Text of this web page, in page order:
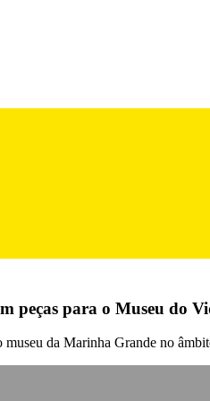
peças para o Museu do
museu da Marinha Grande no